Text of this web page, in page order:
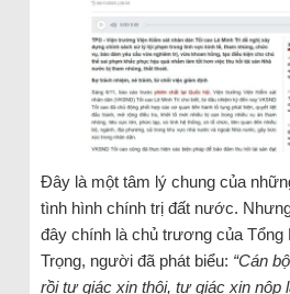
Đây là một tâm lý chung của
tình hình chính trị đất nước.
đây chính là chủ trương của Tổng
Trọng, người đã phát biểu: “Cán
rồi tự giác xin thôi, tự giác xin nộp